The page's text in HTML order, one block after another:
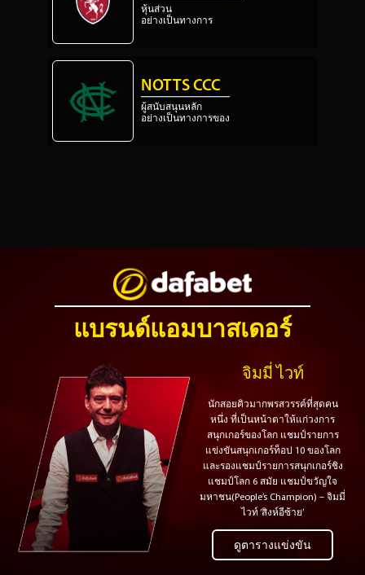
หุ้นส่วน
อย่างเป็นทางการ
NOTTS CCC
ผู้สนับสนุนหลัก
อย่างเป็นทางการของ
แบรนด์แอมบาสเดอร์
จิมมี่ ไวท์
นักสอยคิวมากพรสวรรค์ที่สุดคน
หนึ่ง ที่เป็นหน้าตาให้แก่วงการ
สนุกเกอร์ของโลก แชมป์รายการ
แข่งขันสนุกเกอร์ท็อป 10 ของโลก
และรองแชมป์รายการสนุกเกอร์ชิง
แชมป์โลก 6 สมัย แชมป์ขวัญใจ
มหาชน(People’s Champion) – จิมมี่
ไวท์ ‘สิงห์อีซ้าย’
ดูตารางแข่งขัน